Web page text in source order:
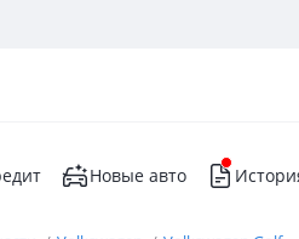
Новые авто